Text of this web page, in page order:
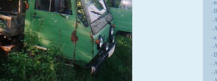
-
-
-
-
-
-
-
-
-